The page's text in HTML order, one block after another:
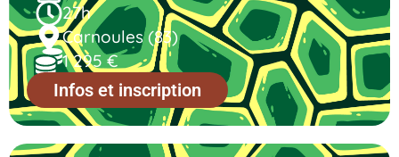
27h
Carnoules (83)
1 295 €
Infos et inscription